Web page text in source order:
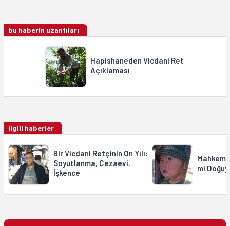
bu haberin uzantıları
Hapishaneden Vicdani Ret
Açıklaması
ilgili haberler
Bir Vicdani Retçinin On Yılı:
Soyutlanma, Cezaevi,
İşkence
mi